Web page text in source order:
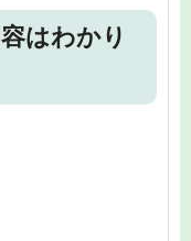
はわかり